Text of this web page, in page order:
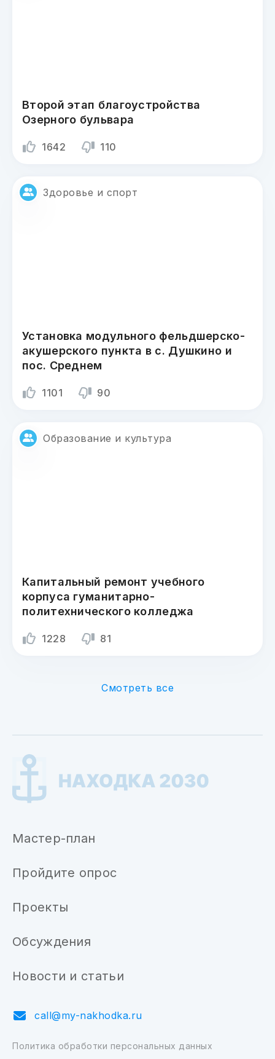
Второй этап благоустройства
Озерного бульвара
1642 110
Здоровье и спорт
Установка модульного фельдшерско-
акушерского пункта в с. Душкино и
пос. Среднем
1101 90
Образование и культура
Капитальный ремонт учебного
корпуса гуманитарно-
политехнического колледжа
1228 81
Смотреть все
Мастер-план
Пройдите опрос
Проекты
Обсуждения
Новости и статьи
call@my-nakhodka.ru
Политика обработки персональных данных